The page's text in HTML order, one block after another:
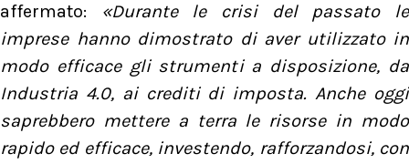
affermato:
«Durante le crisi del passato le
imprese hanno dimostrato di aver utilizzato in
modo efficace gli strumenti a disposizione, da
Industria 4.0, ai crediti di imposta. Anche oggi
saprebbero mettere a terra le risorse in modo
rapido ed efficace, investendo, rafforzandosi, con